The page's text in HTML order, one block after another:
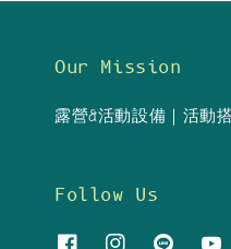
Our Mission
露營&活動設備｜活動
Follow Us